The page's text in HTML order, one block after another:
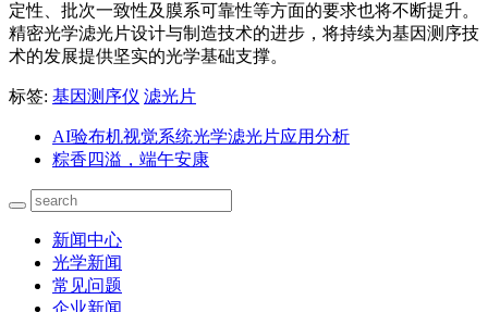
定性、批次一致性及膜系可靠性等方面的要求也将不断提升。
精密光学滤光片设计与制造技术的进步，将持续为基因测序技
术的发展提供坚实的光学基础支撑。
标签: 基因测序仪 滤光片
AI验布机视觉系统光学滤光片应用分析
粽香四溢，端午安康
新闻中心
光学新闻
常见问题